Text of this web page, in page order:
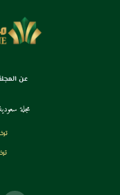
عن
مجلة